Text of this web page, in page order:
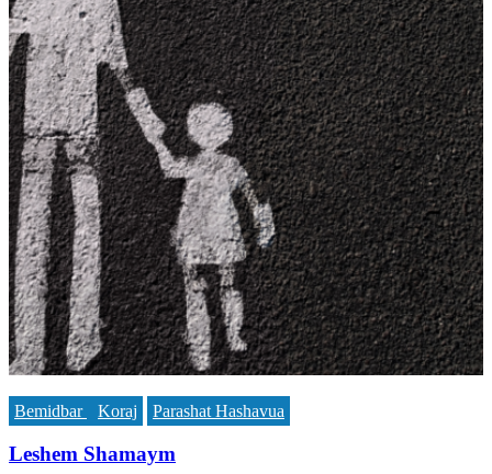
Bemidbar Koraj Parashat Hashavua
Leshem Shamaym